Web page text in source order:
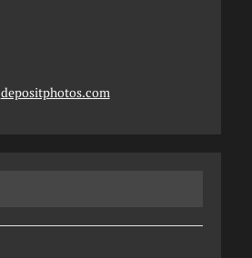
depositphotos.com